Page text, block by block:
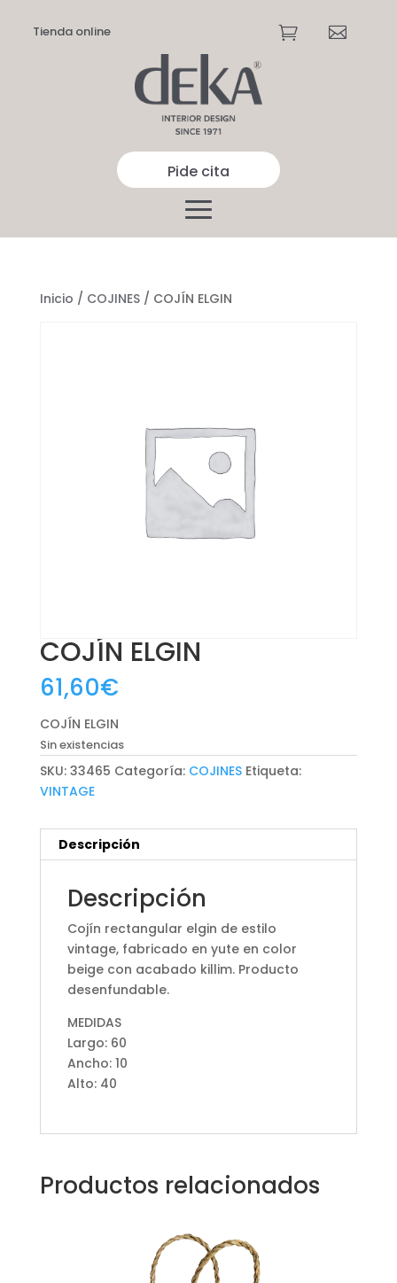
Tienda online  
Pide cita
Inicio / COJINES/ COJÍN ELGIN
COJÍN ELGIN
61,60€
COJÍN ELGIN
Sin existencias
SKU: 33465 Categoría: COJINES Etiqueta:
VINTAGE
Descripción
Descripción
Cojín rectangular elgin de estilo
vintage, fabricado en yute en color
beige con acabado killim. Producto
desenfundable.
MEDIDAS
Largo: 60
Ancho: 10
Alto: 40
Productos relacionados